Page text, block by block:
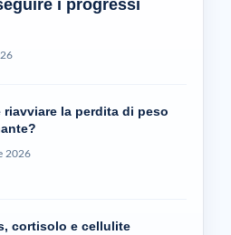
i progressi
riavviare la perdita di peso
2026
cortisolo e cellulite